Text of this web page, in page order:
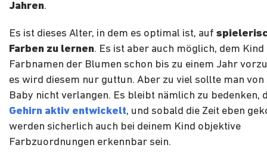
Jahren.
Es ist dieses Alter, in dem es optimal ist, auf
Farben zu lernen. Es ist aber auch möglich, dem Kind
Farbnamen der Blumen schon bis zu einem Jahr
es wird diesem nur guttun. Aber zu viel sollte man von
Baby nicht verlangen. Es bleibt nämlich zu bedenken,
Gehirn aktiv entwickelt, und sobald die Zeit eben
werden sicherlich auch bei deinem Kind objektive
Farbzuordnungen erkennbar sein.